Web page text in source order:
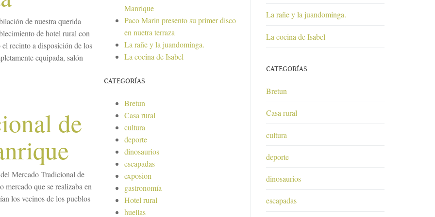
de nuestra querida
de hotel rural con
recinto a disposición de los
equipada, salón
de
Mercado Tradicional de
mercado que se realizaba en
los vecinos de los pueblos
Manrique
Paco Marin presento su primer disco
en nuetra terraza
La rañe y la juandominga.
La cocina de Isabel
CATEGORÍAS
Bretun
Casa rural
cultura
deporte
dinosaurios
escapadas
exposion
gastronomía
Hotel rural
huellas
La rañe y la juandominga.
La cocina de Isabel
CATEGORÍAS
Bretun
Casa rural
cultura
deporte
dinosaurios
escapadas